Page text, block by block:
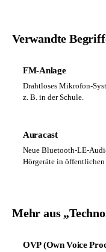
Verwandte
FM-Anlage
Drahtloses Mikrofon-
z. B. in der Schule.
Auracast
Neue Bluetooth-LE-
Hörgeräte in öffentlichen
Mehr aus
OVP (Own Voice